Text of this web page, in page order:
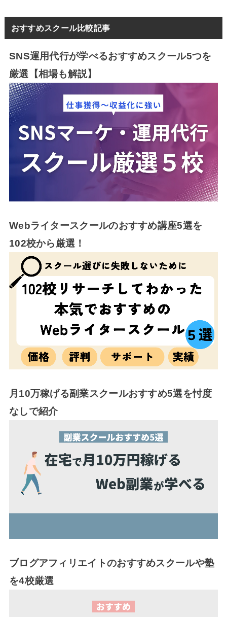
おすすめスクール比較記事
SNS運用代行が学べるおすすめスクール5つを
厳選【相場も解説】
Webライタースクールのおすすめ講座5選を
102校から厳選！
月10万稼げる副業スクールおすすめ5選を忖度
なしで紹介
ブログアフィリエイトのおすすめスクールや塾
を4校厳選